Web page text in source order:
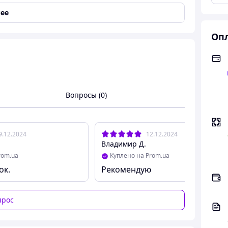
Вопросы (0)
12.12.2024
Владимир Д.
Куплено на Prom.ua
Рекомендую